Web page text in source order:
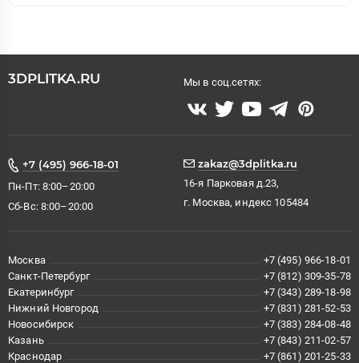
3DPLITKA.RU Мы в соц.сетях:
+7 (495) 966-18-01
Пн-Пт: 8:00–20:00
Сб-Вс: 8:00–20:00
zakaz@3dplitka.ru
16-я Парковая д.23,
г. Москва, индекс 105484
Москва
+7 (495) 966-18-01
Санкт-Петербург
+7 (812) 309-35-78
Екатеринбург
+7 (343) 289-18-98
Нижний Новгород
+7 (831) 281-52-53
Новосибирск
+7 (383) 284-08-48
Казань
+7 (843) 211-02-57
Краснодар
+7 (861) 201-25-33